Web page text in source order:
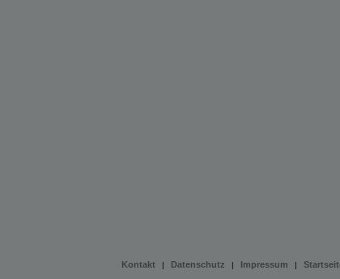
Kontakt | Datenschutz | Impressum |